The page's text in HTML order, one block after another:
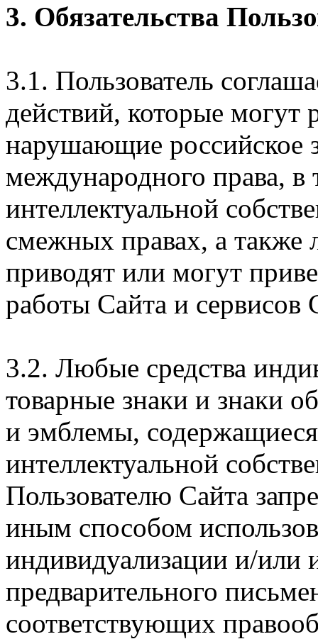
3. Обязательства
3.1. Пользователь
действий, которые могут
нарушающие российское
международного права, в
интеллектуальной
смежных правах, а также
приводят или могут
работы Сайта и сервисов
3.2. Любые средства
товарные знаки и знаки
и эмблемы,
интеллектуальной
Пользователю Сайта
иным способом
индивидуализации и/или
предварительного
соответствующих